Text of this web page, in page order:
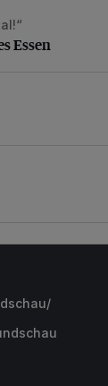
Essen
Essen